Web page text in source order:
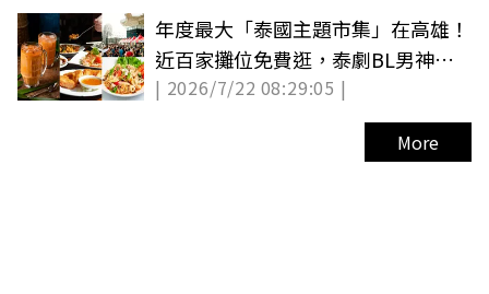
年度最大「泰國主題市集」在高雄！
近百家攤位免費逛，泰劇BL男神、
Ozone現身
| 2026/7/22 08:29:05 |
More